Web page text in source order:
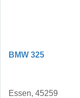
BMW 325
Essen, 45259